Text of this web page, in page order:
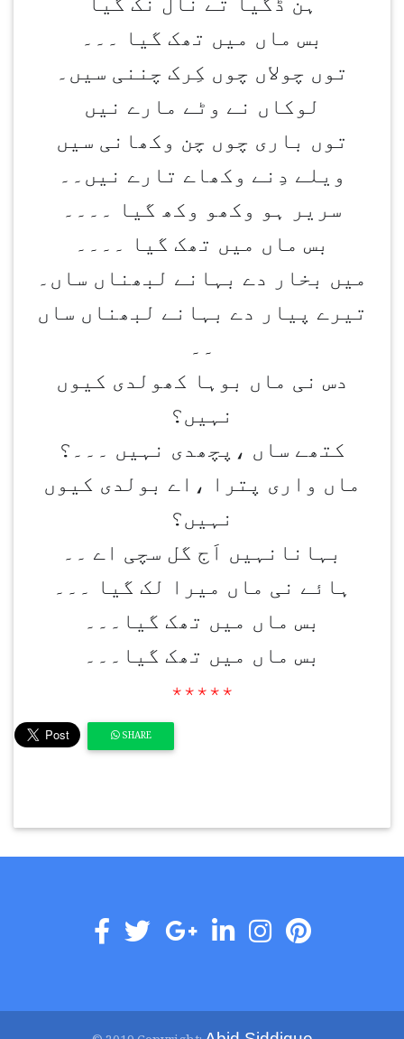
بس ماں میں تھک گیا ۔۔۔
توں چولاں چوں کِرک چننی سیں۔
لوکاں نے وٹے مارے نیں
توں باری چوں چن وکھانی سیں
ویلے دِنے وکھاے تارے نیں۔۔
سریر ہو وکھو وکھ گیا ۔۔۔۔
بس ماں میں تھک گیا ۔۔۔۔
میں بخار دے بہانے لبھناں ساں۔
تیرے پیار دے بہانے لبھناں ساں
۔۔
دس نی ماں بوہا کھولدی کیوں
نہیں؟
کتھے ساں ،پچھدی نہیں ۔۔۔؟
ماں واری پترا ،اے بولدی کیوں
نہیں؟
بہانانہیں اَج گل سچی اے ۔۔
ہائے نی ماں میرا لک گیا ۔۔۔
بس ماں میں تھک گیا۔۔۔
بس ماں میں تھک گیا۔۔۔
٭٭٭٭٭
SHARE